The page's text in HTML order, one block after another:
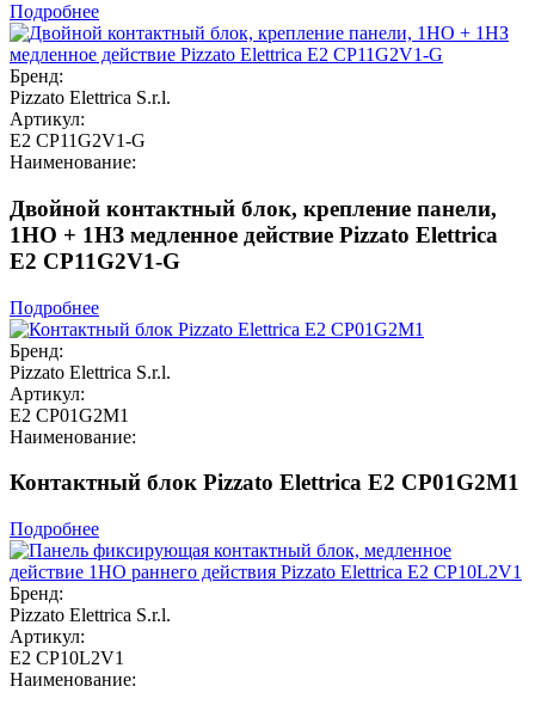
Подробнее
Бренд:
Pizzato Elettrica S.r.l.
Артикул:
E2 CP11G2V1-G
Наименование:
Двойной контактный блок, крепление панели,
1НО + 1НЗ медленное действие Pizzato Elettrica
E2 CP11G2V1-G
Подробнее
Бренд:
Pizzato Elettrica S.r.l.
Артикул:
E2 CP01G2M1
Наименование:
Контактный блок Pizzato Elettrica E2 CP01G2M1
Подробнее
Бренд:
Pizzato Elettrica S.r.l.
Артикул:
E2 CP10L2V1
Наименование: